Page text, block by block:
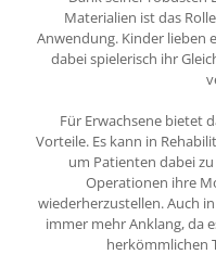
Materialien ist das
Anwendung. Kinder lieben
dabei spielerisch ihr
Für Erwachsene bietet
Vorteile. Es kann in
um Patienten dabei
Operationen ihre
wiederherzustellen. Auch
immer mehr Anklang, da
herkömmlichen